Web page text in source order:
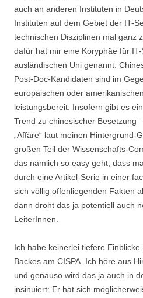
auch an anderen Instituten in
Instituten auf dem Gebiet der IT-
technischen Disziplinen mal ganz
dafür hat mir eine Koryphäe für
ausländischen Uni genannt:
Post-Doc-Kandidaten sind im
europäischen oder
leistungsbereit. Insofern gibt es
Trend zu chinesischer Besetzung
„Affäre“ laut meinen
großen Teil der Wissenschafts-
das nämlich so easy geht, dass
durch eine Artikel-Serie in einer
sich völlig offenliegenden Fakten
dann droht das ja potentiell auch
LeiterInnen.
Ich habe keinerlei tiefere
Backes am CISPA. Ich höre aus
und genauso wird das ja auch in
insinuiert: Er hat sich